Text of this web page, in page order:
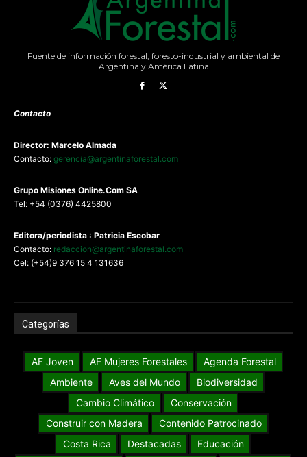
Fuente de información forestal, foresto-industrial y ambiental de
Argentina y América Latina
Contacto
Director: Marcelo Almada
Contacto: gerencia@argentinaforestal.com
Grupo Misiones Online.Com SA
Tel: +54 (0376) 4425800
Editora/periodista : Patricia Escobar
Contacto: redaccion@argentinaforestal.com
Cel: (+54)9 376 15 4 131636
Categorías
AF Joven AF Mujeres Forestales
Agenda Forestal
Ambiente
Aves del Mundo
Biodiversidad
Cambio Climático
Conservación
Construir con Madera
Contenido Patrocinado
Costa Rica
Destacadas
Educación